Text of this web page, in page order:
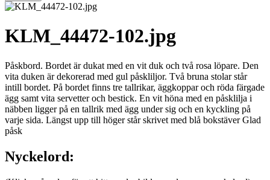
KLM_44472-102.jpg
Påskbord. Bordet är dukat med en vit duk och två rosa löpare. Den
vita duken är dekorerad med gul påskliljor. Två bruna stolar står
intill bordet. På bordet finns tre tallrikar, äggkoppar och röda färgade
ägg samt vita servetter och bestick. En vit höna med en påsklilja i
näbben ligger på en tallrik med ägg under sig och en kyckling på
varje sida. Längst upp till höger står skrivet med blå bokstäver Glad
påsk
Nyckelord: